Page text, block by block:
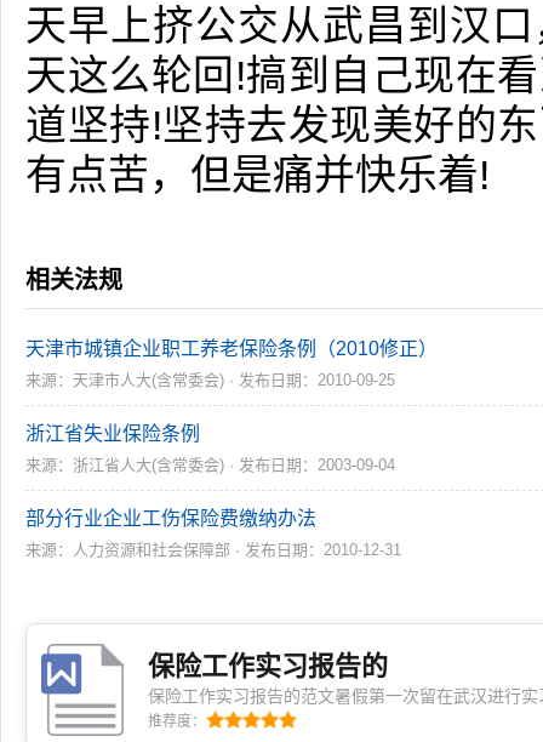
天早上挤公交从武昌到汉
天这么轮回!搞到自己现在
道坚持!坚持去发现美好的
有点苦，但是痛并快乐着!
相关法规
天津市城镇企业职工养老保险条例（2010修正）
来源：天津市人大(含常委会) · 发布日期：2010-09-25
浙江省失业保险条例
来源：浙江省人大(含常委会) · 发布日期：2003-09-04
部分行业企业工伤保险费缴纳办法
来源：人力资源和社会保障部 · 发布日期：2010-12-31
保险工作实习报告的
保险工作实习报告的范文暑假第一次留在武汉进行
代理公司接受了一个月的锻炼，直接深入到社会职
推荐度：